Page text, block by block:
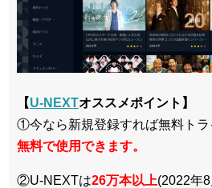
【U-NEXTオススメポイント】
①今なら新規登録すれば無料トラ
無料で使用できます。
②U-NEXTは26万本以上(2022年